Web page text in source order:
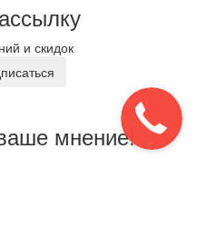
и скидок
мнение!